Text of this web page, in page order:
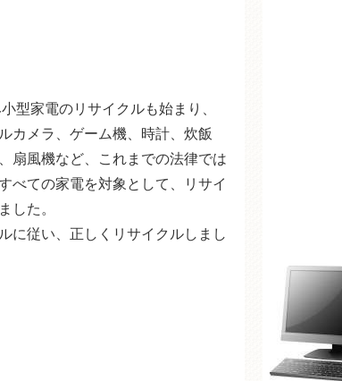
型家電のリサイクルも始まり、
カメラ、ゲーム機、時計、炊飯
扇風機など、これまでの法律では
べての家電を対象として、リサイ
した。
に従い、正しくリサイクルしまし